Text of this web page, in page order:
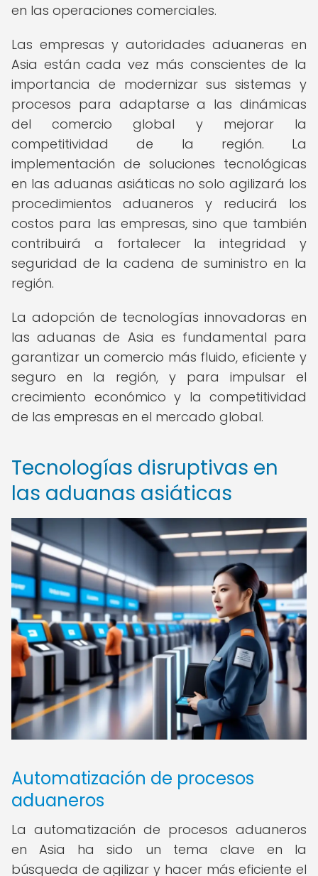
en las operaciones comerciales.
Las empresas y autoridades aduaneras en
Asia están cada vez más conscientes de la
importancia de modernizar sus sistemas y
procesos para adaptarse a las dinámicas
del comercio global y mejorar la
competitividad de la región. La
implementación de soluciones tecnológicas
en las aduanas asiáticas no solo agilizará los
procedimientos aduaneros y reducirá los
costos para las empresas, sino que también
contribuirá a fortalecer la integridad y
seguridad de la cadena de suministro en la
región.
La adopción de tecnologías innovadoras en
las aduanas de Asia es fundamental para
garantizar un comercio más fluido, eficiente y
seguro en la región, y para impulsar el
crecimiento económico y la competitividad
de las empresas en el mercado global.
Tecnologías disruptivas en
las aduanas asiáticas
Automatización de procesos
aduaneros
La automatización de procesos aduaneros
en Asia ha sido un tema clave en la
búsqueda de agilizar y hacer más eficiente el